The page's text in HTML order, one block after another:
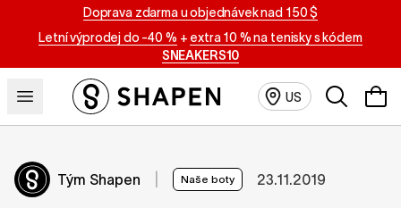
Doprava zdarma u objednávek nad 150 $
Letní výprodej do -40 % + extra 10 % na tenisky s kódem
SNEAKERS10
US
Tým Shapen Naše boty 23.11.2019